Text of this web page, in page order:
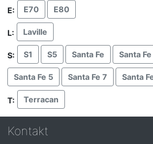
E: E70 E80
L: Laville
S: S1 S5 Santa Fe Santa
Santa Fe 5 Santa Fe 7 Santa
T: Terracan
Kontakt